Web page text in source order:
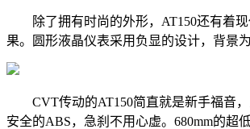
除了拥有时尚的外形，AT150还有着现
果。圆形液晶仪表采用负显的设计，背景
CVT传动的AT150简直就是新手福音，
安全的ABS，急刹不用心虚。680mm的超